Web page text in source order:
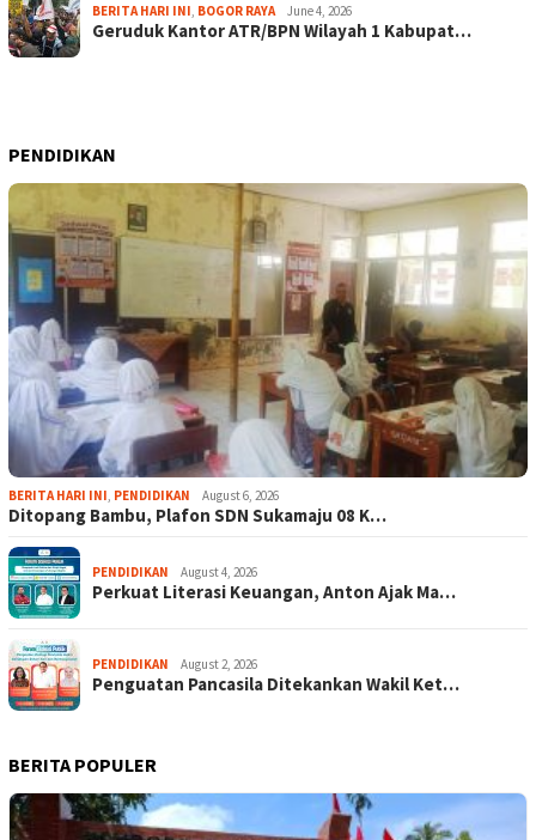
BERITA HARI INI, BOGOR RAYA June 4, 2026
Geruduk Kantor ATR/BPN Wilayah 1 Kabupat…
PENDIDIKAN
BERITA HARI INI, PENDIDIKAN August 6, 2026
Ditopang Bambu, Plafon SDN Sukamaju 08 K…
PENDIDIKAN August 4, 2026
Perkuat Literasi Keuangan, Anton Ajak Ma…
PENDIDIKAN August 2, 2026
Penguatan Pancasila Ditekankan Wakil Ket…
BERITA POPULER